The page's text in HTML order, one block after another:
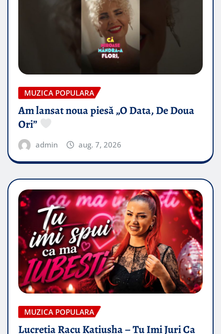
MUZICA POPULARA
Am lansat noua piesă „O Data, De Doua
Ori”
admin aug. 7, 2026
MUZICA POPULARA
Lucretia Racu Katiusha – Tu Imi Juri Ca